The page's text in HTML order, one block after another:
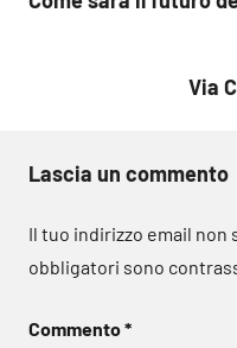
articoli
Via
Lascia un commento
Il tuo indirizzo email non
obbligatori sono
Commento*